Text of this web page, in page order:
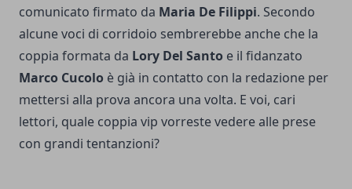
comunicato firmato da Maria De Filippi. Secondo
alcune voci di corridoio sembrerebbe anche che la
coppia formata da Lory Del Santo e il fidanzato
Marco Cucolo è già in contatto con la redazione per
mettersi alla prova ancora una volta. E voi, cari
lettori, quale coppia vip vorreste vedere alle prese
con grandi tentanzioni?